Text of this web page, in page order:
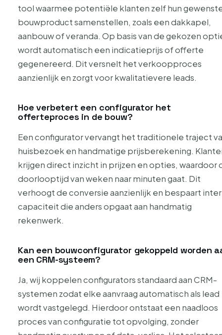
tool waarmee potentiële klanten zelf hun
bouwproduct samenstellen, zoals een dakkapel,
aanbouw of veranda. Op basis van de gekozen
wordt automatisch een indicatieprijs of offerte
gegenereerd. Dit versnelt het verkoopproces
aanzienlijk en zorgt voor kwalitatievere leads.
Hoe verbetert een configurator het
offerteproces in de bouw?
Een configurator vervangt het traditionele traject
huisbezoek en handmatige prijsberekening.
krijgen direct inzicht in prijzen en opties, waardoor
doorlooptijd van weken naar minuten gaat. Dit
verhoogt de conversie aanzienlijk en bespaart
capaciteit die anders opgaat aan handmatig
rekenwerk.
Kan een bouwconfigurator gekoppeld worden
een CRM-systeem?
Ja, wij koppelen configurators standaard aan CRM-
systemen zodat elke aanvraag automatisch als lead
wordt vastgelegd. Hierdoor ontstaat een naadloos
proces van configuratie tot opvolging, zonder